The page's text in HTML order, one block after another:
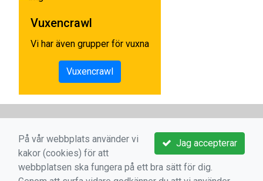
Vuxencrawl
Vi har även grupper för vuxna
Vuxencrawl
Jag accepterar
På vår webbplats använder vi
kakor (cookies) för att
webbplatsen ska fungera på ett bra sätt för dig.